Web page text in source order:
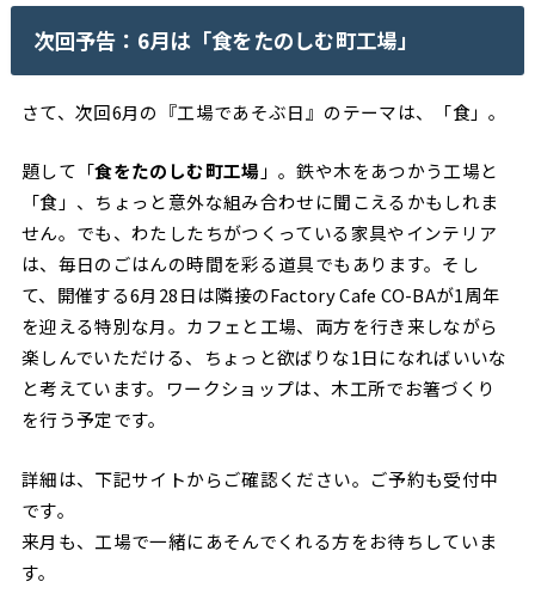
次回予告：6月は「食をたのしむ町工場」
さて、次回6月の『工場であそぶ日』のテーマは、「食」。
題して「食をたのしむ町工場 」。鉄や木をあつかう工場と
「食」、ちょっと意外な組み合わせに聞こえるかもしれま
せん。でも、わたしたちがつくっている家具やインテリア
は、毎日のごはんの時間を彩る道具でもあります。そし
て、開催する6月28日は隣接のFactory Cafe CO-BAが1周年
を迎える特別な月。カフェと工場、両方を行き来しながら
楽しんでいただける、ちょっと欲ばりな1日になればいいな
と考えています。ワークショップは、木工所でお箸づくり
を行う予定です。
詳細は、下記サイトからご確認ください。ご予約も受付中
です。
来月も、工場で一緒にあそんでくれる方をお待ちしていま
す。